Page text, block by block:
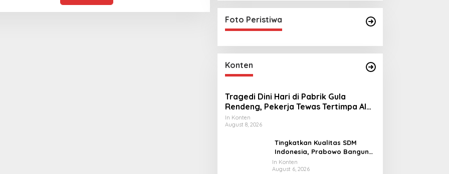
I
Foto Peristiwa
Konten
Tragedi Dini Hari di Pabrik Gula
Rendeng, Pekerja Tewas Tertimpa Alat
Pengangkat Tebu
In Konten
August 8, 2026
Tingkatkan Kualitas SDM
Indonesia, Prabowo Bangun
Sekolah Unggulan hingga
Undang Universitas Terbaik
In Konten
August 6, 2026